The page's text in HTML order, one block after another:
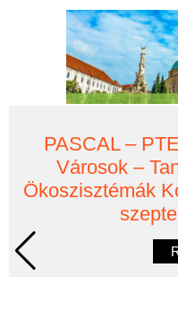
PASCAL –
Városok –
Ökoszisztémák